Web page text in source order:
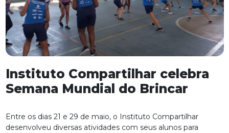
Instituto Compartilhar celebra
Semana Mundial do Brincar
Entre os dias 21 e 29 de maio, o Instituto Compartilhar
desenvolveu diversas atividades com seus alunos para